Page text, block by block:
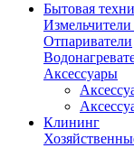
Бытовая
Измельчители
Отпариватели
Аксессуары
Клининг